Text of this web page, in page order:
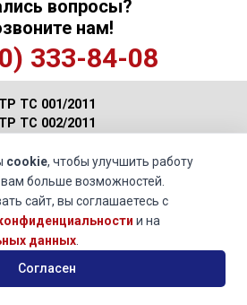
вопросы?
нам!
333-84-08
ТР ТС 001/2011
ТР ТС 002/2011
ТС 004/2011
ТР ТС 005/2011
ТС 006/2011
ТС 007/2011
ТС 008/2011
ТС 009/2011
ТР ТС 010/2011
cookie, чтобы улучшить работу
больше возможностей.
сайт, вы соглашаетесь с
и на
данных
Согласен